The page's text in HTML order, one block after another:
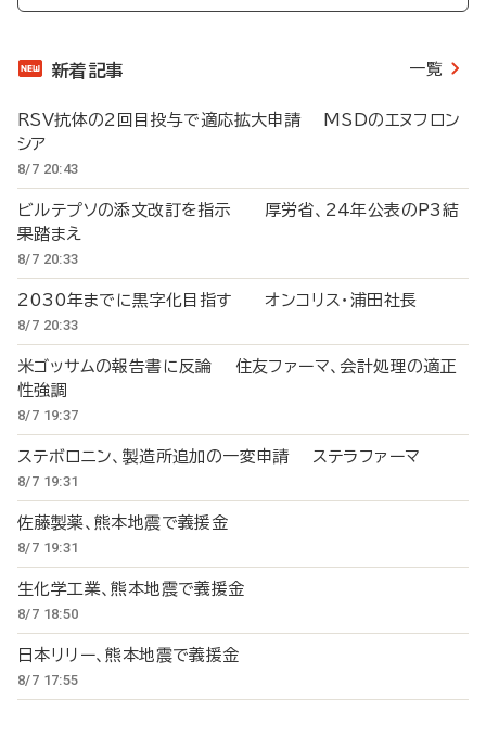
新着記事 一覧
RSV抗体の2回目投与で適応拡大申請 MSDのエヌフロン
シア
8/7 20:43
ビルテプソの添文改訂を指示 厚労省、24年公表のP3結
果踏まえ
8/7 20:33
2030年までに黒字化目指す オンコリス・浦田社長
8/7 20:33
米ゴッサムの報告書に反論 住友ファーマ、会計処理の適正
性強調
8/7 19:37
ステボロニン、製造所追加の一変申請 ステラファーマ
8/7 19:31
佐藤製薬、熊本地震で義援金
8/7 19:31
生化学工業、熊本地震で義援金
8/7 18:50
日本リリー、熊本地震で義援金
8/7 17:55